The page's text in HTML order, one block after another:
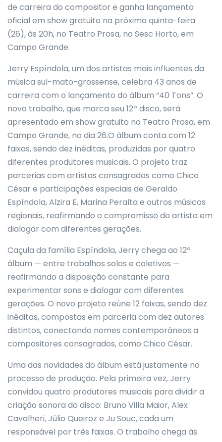
de carreira do compositor e ganha lançamento
oficial em show gratuito na próxima quinta-feira
(26), às 20h, no Teatro Prosa, no Sesc Horto, em
Campo Grande.
Jerry Espíndola, um dos artistas mais influentes da
música sul-mato-grossense, celebra 43 anos de
carreira com o lançamento do álbum “40 Tons”. O
novo trabalho, que marca seu 12º disco, será
apresentado em show gratuito no Teatro Prosa, em
Campo Grande, no dia 26.O álbum conta com 12
faixas, sendo dez inéditas, produzidas por quatro
diferentes produtores musicais. O projeto traz
parcerias com artistas consagrados como Chico
César e participações especiais de Geraldo
Espíndola, Alzira E, Marina Peralta e outros músicos
regionais, reafirmando o compromisso do artista em
dialogar com diferentes gerações.
Caçula da família Espíndola, Jerry chega ao 12º
álbum — entre trabalhos solos e coletivos —
reafirmando a disposição constante para
experimentar sons e dialogar com diferentes
gerações. O novo projeto reúne 12 faixas, sendo dez
inéditas, compostas em parceria com dez autores
distintos, conectando nomes contemporâneos a
compositores consagrados, como Chico César.
Uma das novidades do álbum está justamente no
processo de produção. Pela primeira vez, Jerry
convidou quatro produtores musicais para dividir a
criação sonora do disco: Bruno Villa Maior, Alex
Cavalheri, Júlio Queiroz e Ju Souc, cada um
responsável por três faixas. O trabalho chega às